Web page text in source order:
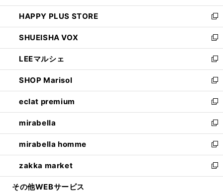
ン
ド
ウ
で
開
く
ウ
ィ
ン
ド
ウ
で
開
く
し
い
ウ
ィ
ン
ド
ウ
で
開
く
HAPPY PLUS STORE
新
し
い
ウ
ィ
ン
ド
ウ
で
開
く
SHUEISHA VOX
新
し
い
ウ
ィ
ン
ド
ウ
で
開
く
LEEマルシェ
新
し
い
ウ
ィ
ン
ド
ウ
で
開
く
SHOP Marisol
新
し
い
ウ
ィ
ン
ド
ウ
で
開
eclat premium
新
し
い
ウ
ィ
ン
ド
ウ
mirabella
新
し
い
ウ
ィ
ン
mirabella homme
新
し
い
ウ
zakka market
新
し
その他WEBサービス